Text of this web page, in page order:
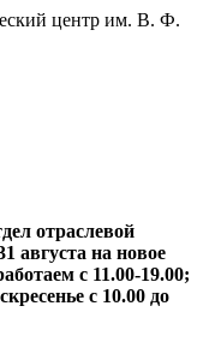
центр им. В. Ф.
отраслевой
августа на новое
с 11.00-19.00;
с 10.00 до